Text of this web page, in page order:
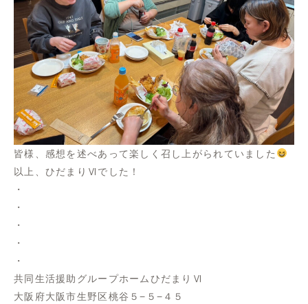
皆様、感想を述べあって楽しく召し上がられていました
以上、ひだまりⅥでした！
・
・
・
・
・
共同生活援助グループホームひだまりⅥ
大阪府大阪市生野区桃谷５−５−４５